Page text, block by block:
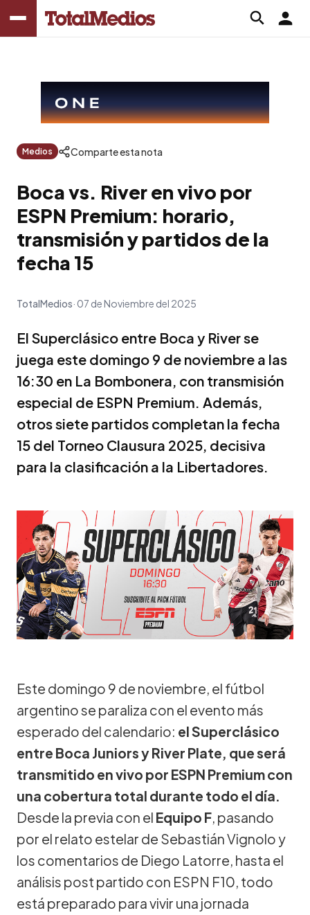
Medios Comparte esta nota
Boca vs. River en vivo por
ESPN Premium: horario,
transmisión y partidos de la
fecha 15
TotalMedios 07 de Noviembre del 2025
El Superclásico entre Boca y River se
juega este domingo 9 de noviembre a las
16:30 en La Bombonera, con transmisión
especial de ESPN Premium. Además,
otros siete partidos completan la fecha
15 del Torneo Clausura 2025, decisiva
para la clasificación a la Libertadores.
Este domingo 9 de noviembre, el fútbol
argentino se paraliza con el evento más
esperado del calendario: el Superclásico
entre Boca Juniors y River Plate, que será
transmitido en vivo por ESPN Premium con
una cobertura total durante todo el día.
Desde la previa con el Equipo F, pasando
por el relato estelar de Sebastián Vignolo y
los comentarios de Diego Latorre, hasta el
análisis post partido con ESPN F10, todo
está preparado para vivir una jornada